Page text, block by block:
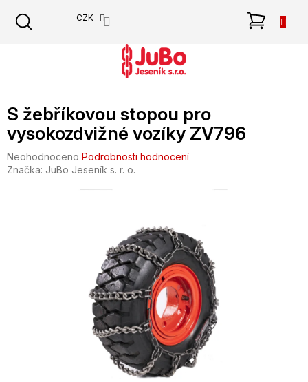
obsah
CZK
S žebříkovou stopou pro
vysokozdvižné vozíky ZV796
Průměrné
hodnocení
Neohodnoceno Podrobnosti hodnocení
Značka: JuBo Jeseník s. r. o.